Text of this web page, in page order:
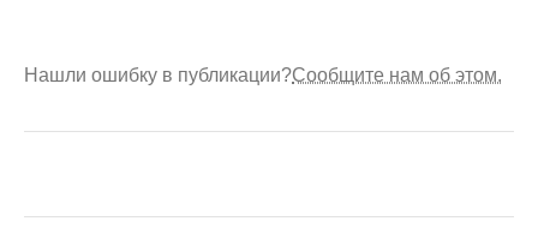
Нашли ошибку в публикации?Сообщите нам об этом.